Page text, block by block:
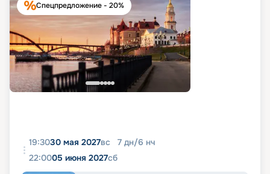
Спецпредложение - 20%
19:3030 мая 2027вс 7 дн/6 нч
22:0005 июня 2027сб